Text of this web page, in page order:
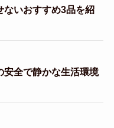
ないおすすめ3品を紹
安全で静かな生活環境